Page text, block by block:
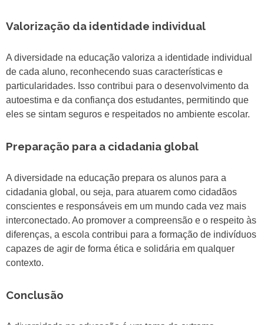
Valorização da identidade individual
A diversidade na educação valoriza a identidade individual
de cada aluno, reconhecendo suas características e
particularidades. Isso contribui para o desenvolvimento da
autoestima e da confiança dos estudantes, permitindo que
eles se sintam seguros e respeitados no ambiente escolar.
Preparação para a cidadania global
A diversidade na educação prepara os alunos para a
cidadania global, ou seja, para atuarem como cidadãos
conscientes e responsáveis em um mundo cada vez mais
interconectado. Ao promover a compreensão e o respeito às
diferenças, a escola contribui para a formação de indivíduos
capazes de agir de forma ética e solidária em qualquer
contexto.
Conclusão